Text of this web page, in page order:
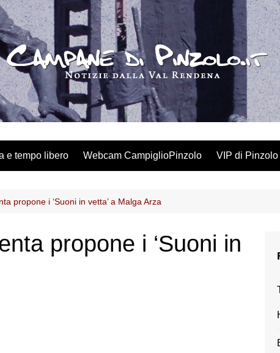
e tempo libero Webcam CampiglioPinzolo VIP di Pinzolo
propone i ‘Suoni in vetta’ a Malga Arza
propone i ‘Suoni in